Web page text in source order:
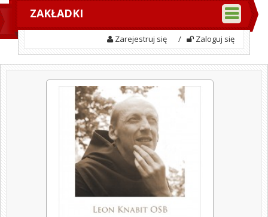
ZAKŁADKI
Zarejestruj się / Zaloguj się